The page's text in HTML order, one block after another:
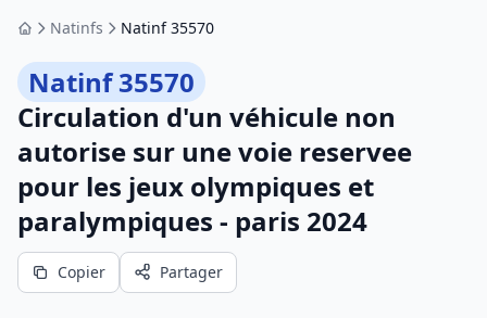
AccueilNatinfs Natinf 35570
Natinf 35570
Circulation d'un véhicule non
autorise sur une voie reservee
pour les jeux olympiques et
paralympiques - paris 2024
Copier Partager